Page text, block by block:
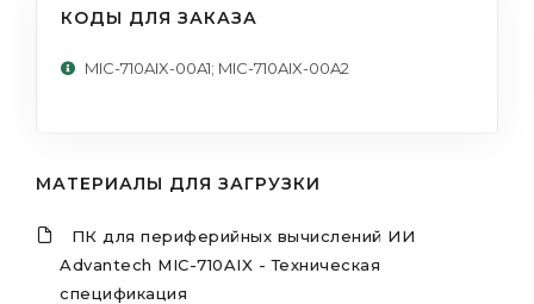
КОДЫ ДЛЯ ЗАКАЗА
MIC-710AIX-00A1; MIC-710AIX-00A2
МАТЕРИАЛЫ ДЛЯ ЗАГРУЗКИ
ПК для периферийных вычислений ИИ
Advantech MIC-710AIX - Техническая
спецификация